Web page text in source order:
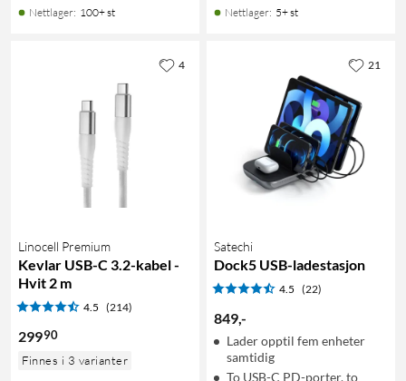
Nettlager: 100+ st Nettlager: 5+ st
Linocell Premium
Kevlar USB-C 3.2-kabel -
Hvit 2 m
4.5 (214)
29990
Finnes i 3 varianter
4
Satechi
Dock5 USB-ladestasjon
4.5 (22)
849,-
Lader opptil fem enheter
samtidig
To USB-C PD-porter, to
21